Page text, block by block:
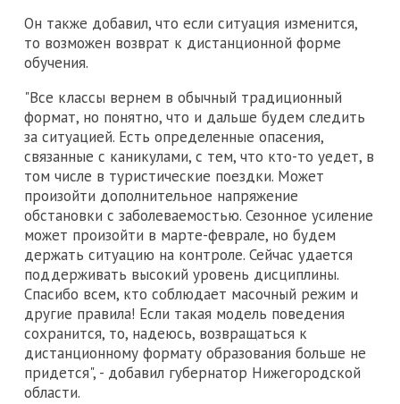
Он также добавил, что если ситуация изменится,
то возможен возврат к дистанционной форме
обучения.
"Все классы вернем в обычный традиционный
формат, но понятно, что и дальше будем следить
за ситуацией. Есть определенные опасения,
связанные с каникулами, с тем, что кто-то уедет, в
том числе в туристические поездки. Может
произойти дополнительное напряжение
обстановки с заболеваемостью. Сезонное усиление
может произойти в марте-феврале, но будем
держать ситуацию на контроле. Сейчас удается
поддерживать высокий уровень дисциплины.
Спасибо всем, кто соблюдает масочный режим и
другие правила! Если такая модель поведения
сохранится, то, надеюсь, возвращаться к
дистанционному формату образования больше не
придется", - добавил губернатор Нижегородской
области.